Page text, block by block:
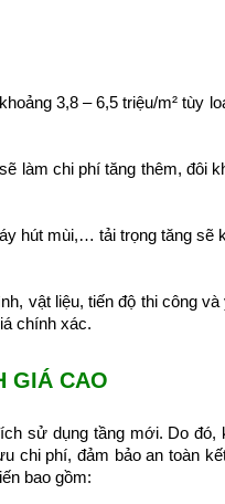
3,8 – 6,5 triệu/m² tùy
làm chi phí tăng thêm, đôi
hút mùi,… tải trọng tăng sẽ
vật liệu, tiến độ thi công và
chính xác.
GIÁ CAO
sử dụng tầng mới. Do đó,
chi phí, đảm bảo an toàn
bao gồm: